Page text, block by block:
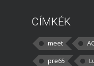
CÍMKÉK
meet
pre65